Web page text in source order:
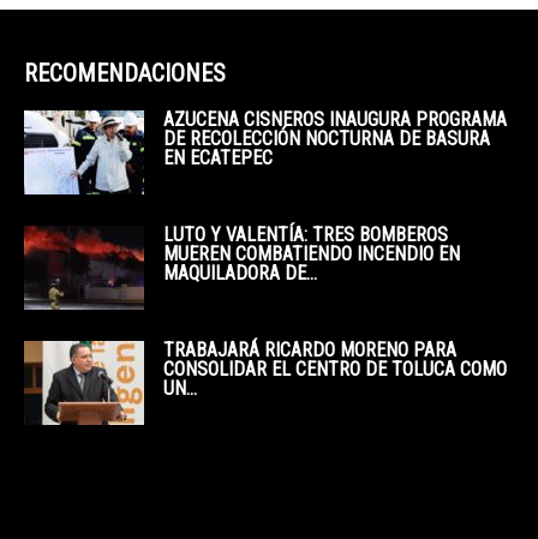
RECOMENDACIONES
AZUCENA CISNEROS INAUGURA PROGRAMA
DE RECOLECCIÓN NOCTURNA DE BASURA
EN ECATEPEC
LUTO Y VALENTÍA: TRES BOMBEROS
MUEREN COMBATIENDO INCENDIO EN
MAQUILADORA DE...
TRABAJARÁ RICARDO MORENO PARA
CONSOLIDAR EL CENTRO DE TOLUCA COMO
UN...